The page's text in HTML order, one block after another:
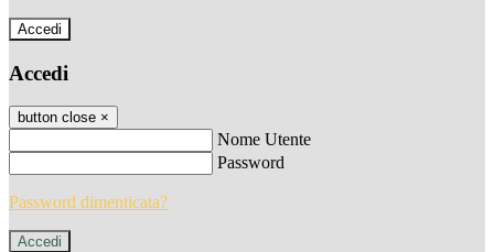
Accedi
Accedi
button close ×
Nome Utente
Password
Password dimenticata?